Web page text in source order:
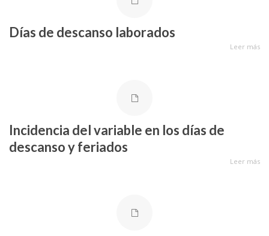
Días de descanso laborados
Leer más
Incidencia del variable en los días de
descanso y feriados
Leer más